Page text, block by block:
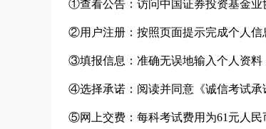
①查看公告：访问中国证券投资基金业
②用户注册：按照页面提示完成个人信
③填报信息：准确无误地输入个人资料
④选择承诺：阅读并同意《诚信考试承
⑤网上交费：每科考试费用为61元人民